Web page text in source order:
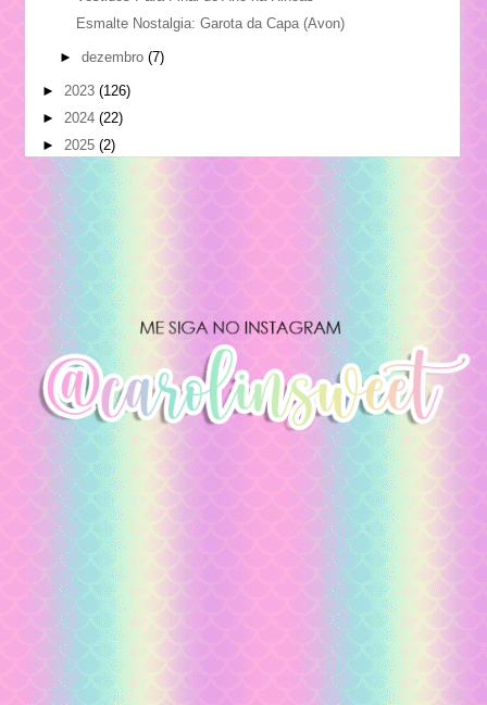
Esmalte Nostalgia: Garota da Capa (Avon)
► dezembro (7)
► 2023 (126)
► 2024 (22)
► 2025 (2)